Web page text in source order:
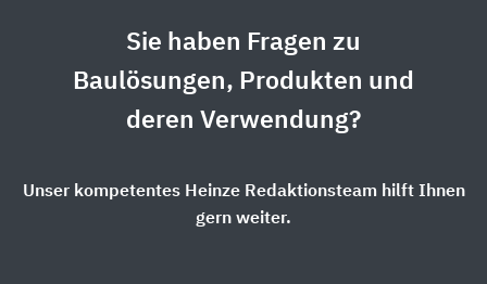
Sie haben Fragen zu
Baulösungen, Produkten und
deren Verwendung?
Unser kompetentes Heinze Redaktionsteam hilft Ihnen
gern weiter.